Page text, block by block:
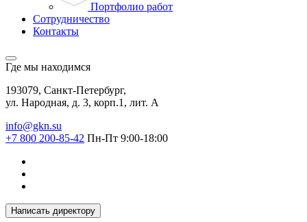
Портфолио работ
Сотрудничество
Контакты
Где мы находимся
193079, Санкт-Петербург,
ул. Народная, д. 3, корп.1, лит. А
info@gkn.su
+7 800 200-85-42 Пн-Пт 9:00-18:00
Написать директору